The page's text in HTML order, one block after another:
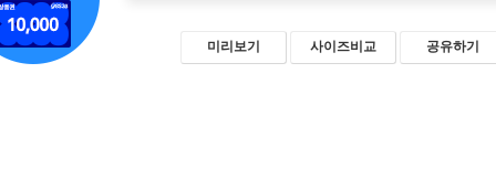
미리보기 사이즈비교 공유하기